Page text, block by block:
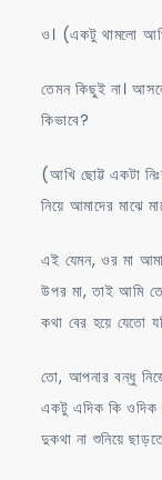
ও। (একটু থামলো
তেমন কিছুই না।
কিভাবে?
(আখি ছোট্ট একটা
নিয়ে আমাদের মাঝে
এই যেমন, ওর মা
উপর মা, তাই আমি
কথা বের হয়ে যেতো
তো, আপনার বন্ধু
একটু এদিক কি ওদিক
দুকথা না শুনিয়ে